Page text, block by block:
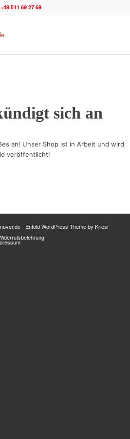
+49 511 69 27 69
sich an
an! Unser Shop ist in Arbeit und wird
veröffentlicht!
- Enfold WordPress Theme by Kriesi